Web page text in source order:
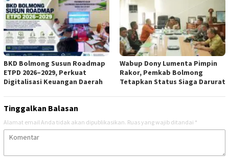
BKD Bolmong Susun Roadmap
ETPD 2026–2029, Perkuat
Digitalisasi Keuangan Daerah
Wabup Dony Lumenta Pimpin
Rakor, Pemkab Bolmong
Tetapkan Status Siaga Darurat
Tinggalkan Balasan
Alamat email Anda tidak akan dipublikasikan. Ruas yang wajib ditandai *